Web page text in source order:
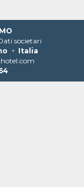
societari
・ Italia